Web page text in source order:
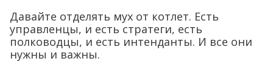
Давайте отделять мух от котлет. Есть
управленцы, и есть стратеги, есть
полководцы, и есть интенданты. И все они
нужны и важны.